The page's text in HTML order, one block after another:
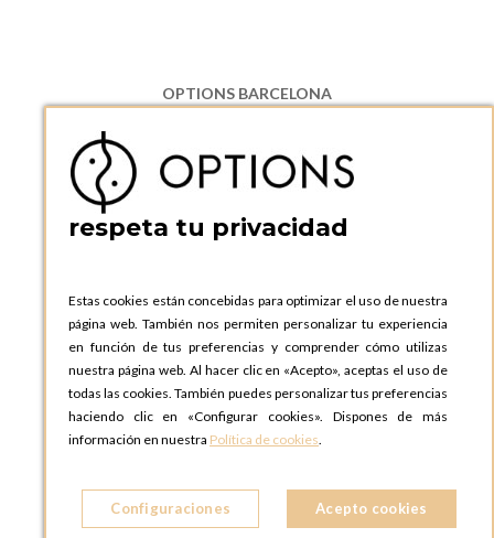
OPTIONS BARCELONA
08130 Santa Perpetua de Moguda, Barcelona
ESPAñA
Teléfono:
+34 935 724 041
OPTIONS BARCELONA SHOWROOM
ESPAñA
Teléfono:+34 935 724 041
OPTIONS MADRID
C. Lucio Emilio Cándido, 6,
28803 Alcalá de Henares, Madrid
ESPAñA
OPTIONS MADRID SHOWROOM
respeta tu privacidad
Estas cookies están concebidas para optimizar el uso de nuestra
página web. También nos permiten personalizar tu experiencia
en función de tus preferencias y comprender cómo utilizas
nuestra página web. Al hacer clic en «Acepto», aceptas el uso de
todas las cookies. También puedes personalizar tus preferencias
haciendo clic en «Configurar cookies». Dispones de más
información en nuestra Política de cookies.
Configuraciones Acepto cookies